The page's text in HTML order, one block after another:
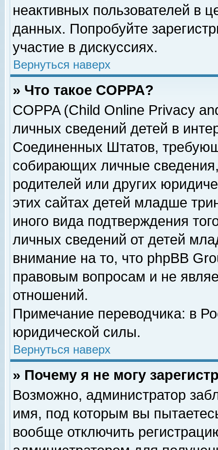
неактивных пользователей в
данных. Попробуйте
участие в дискуссиях.
Вернуться наверх
» Что такое COPPA?
COPPA (Child Online Privacy
личных сведений детей в
Соединенных Штатов,
собирающих личные
родителей или других
этих сайтах детей младше
иного вида подтверждения
личных сведений от детей
внимание на то, что phpBB
правовым вопросам и не
отношений.
Примечание переводчика: в
юридической силы.
Вернуться наверх
» Почему я не могу
Возможно, администратор
имя, под которым вы
вообще отключить